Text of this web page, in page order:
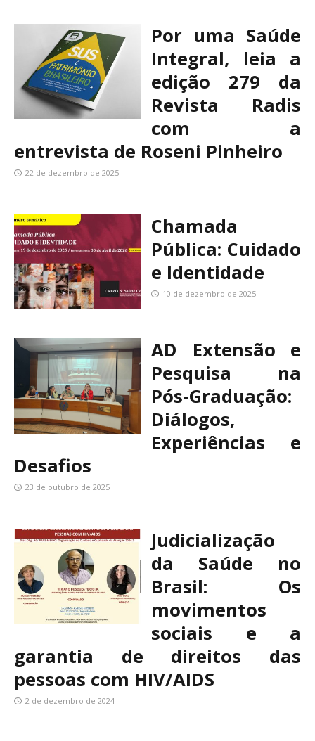
Por uma Saúde
Integral, leia a
edição 279 da
Revista Radis
com a
entrevista de Roseni Pinheiro
22 de dezembro de 2025
Chamada
Pública: Cuidado
e Identidade
10 de dezembro de 2025
AD Extensão e
Pesquisa na
Pós-Graduação:
Diálogos,
Experiências e
Desafios
23 de outubro de 2025
Judicialização
da Saúde no
Brasil: Os
movimentos
sociais e a
garantia de direitos das
pessoas com HIV/AIDS
2 de dezembro de 2024